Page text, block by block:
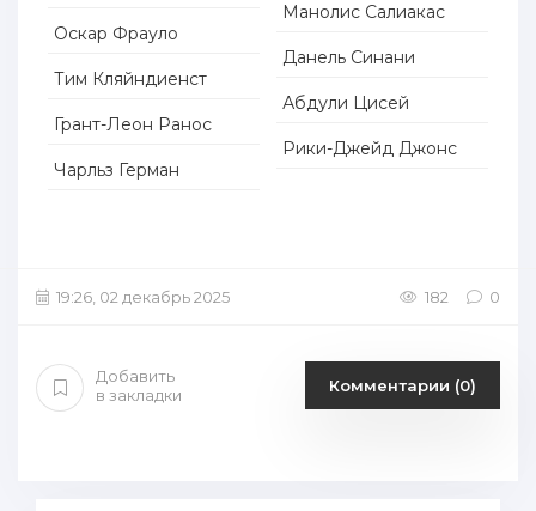
Оскар Фрауло
Тим Кляйндиенст
Грант-Леон Ранос
Чарльз Герман
Манолис Салиакас
Данель Синани
Абдули Цисей
Рики-Джейд Джонс
19:26, 02 декабрь 2025 182 0
Добавить
в закладки
Комментарии (0)